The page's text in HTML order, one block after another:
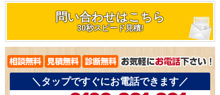
問い合わせはこちら
30秒スピード見積!
＼タップですぐにお電話できます／